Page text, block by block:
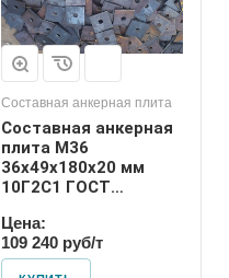
Составная анкерная плита
Составная анкерная
плита М36
36х49х180х20 мм
10Г2С1 ГОСТ
Цена:
109 240 руб/т